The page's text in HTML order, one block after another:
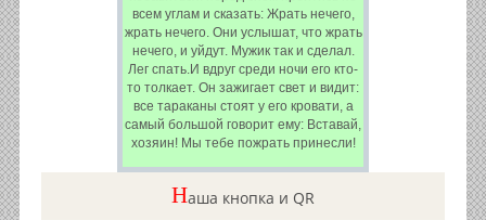
всем углам и сказать: Жрать нечего,
жрать нечего. Они услышат, что жрать
нечего, и уйдут. Мужик так и сделал.
Лег спать.И вдруг среди ночи его кто-
то толкает. Он зажигает свет и видит:
все тараканы стоят у его кровати, а
самый большой говорит ему: Вставай,
хозяин! Мы тебе пожрать принесли!
Наша кнопка и QR